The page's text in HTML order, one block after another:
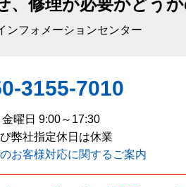
、修理が必要かどう
ンフォメーションセンター
3155-7010
金曜日 9:00～17:30
弊社指定休日は休業
お客様対応に関するご案内